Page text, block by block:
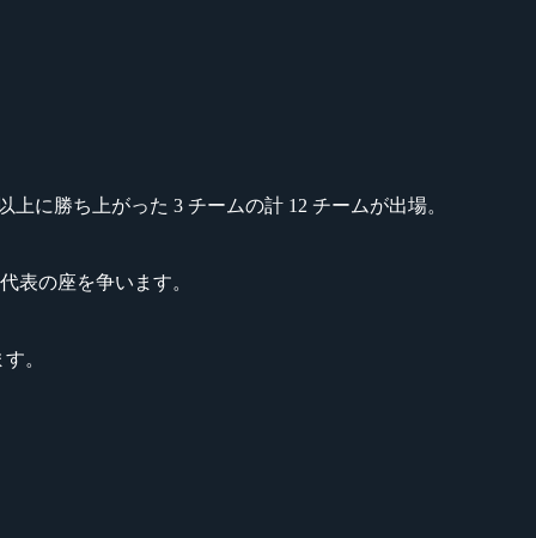
に勝ち上がった 3 チームの計 12 チームが出場。
表の座を争います。
。